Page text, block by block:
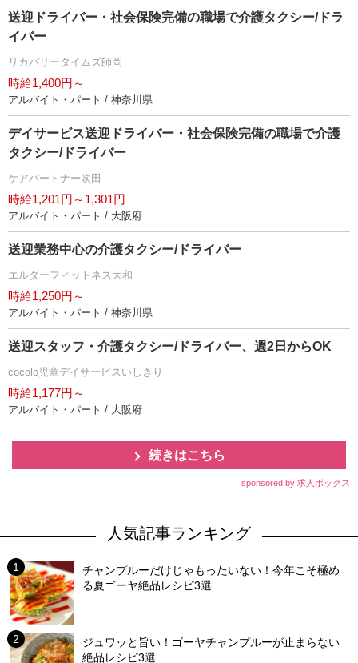
送迎ドライバー・社会保険完備の職場で介護タクシー/ドラ
イバー
リカバリータイムズ師岡
時給1,400円～
アルバイト・パート / 神奈川県
デイサービス送迎ドライバー・社会保険完備の職場で介護
タクシー/ドライバー
ケアパートナー吹田
時給1,201円～1,301円
アルバイト・パート / 大阪府
送迎業務中心の介護タクシー/ドライバー
エルダーフィットネス大和
時給1,250円～
アルバイト・パート / 神奈川県
送迎スタッフ・介護タクシー/ドライバー、週2日からOK
cocolo児童デイサービスいしきり
時給1,177円～
アルバイト・パート / 大阪府
続きはこちら
sponsored by 求人ボックス
人気記事ランキング
チャンプルーだけじゃもったいない！今年こそ極め
る夏ゴーヤ絶品レシピ3選
ジュワッと旨い！ゴーヤチャンプルーが止まらない
絶品レシピ3選